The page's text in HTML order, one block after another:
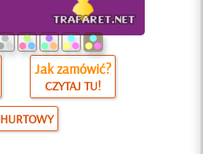
Jak zamówić?
CZYTAJ TU!
HURTOWY